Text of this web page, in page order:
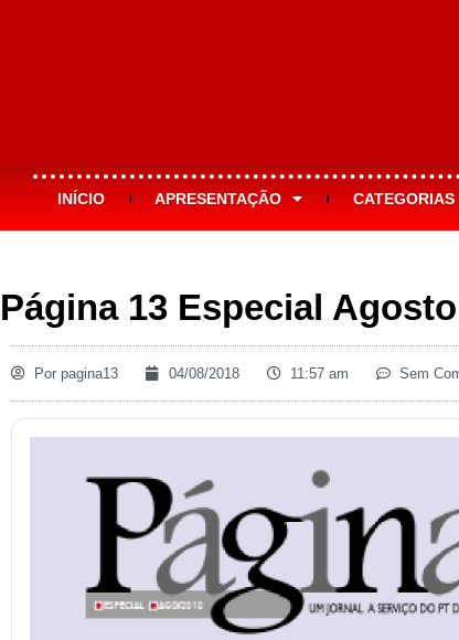
INÍCIO APRESENTAÇÃO CATEGORIAS
Página 13 Especial
Por pagina13 04/08/2018 11:57 am Sem